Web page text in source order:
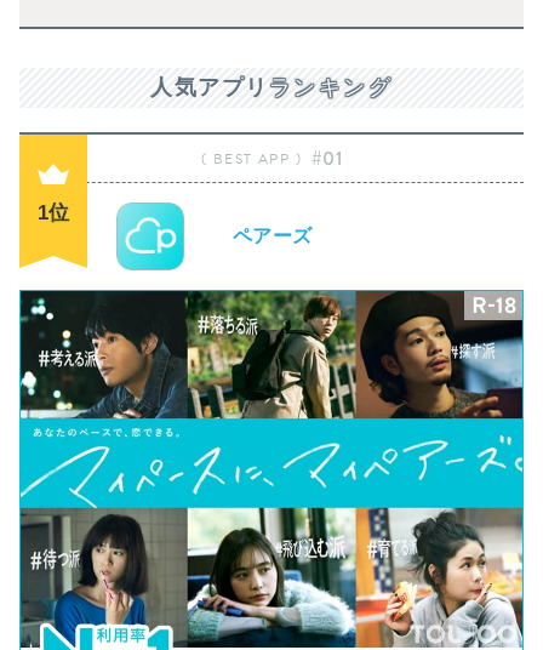
人気アプリ ランキング
1位
#01
ペアーズ